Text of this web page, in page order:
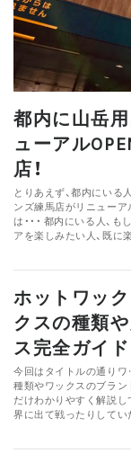
都内に山岳
ューアル
店！
とりあえず、都内にい
ンズ練馬店がリニューア
は・・・ 都内にいる人、
アを楽しみたい人、既に
ホットワッ
クスの種類
ス完全ガイド
今回はタイトルの通り
種類やワックスのブラン
だけわかりやすく解説
界に出て戦ったりして